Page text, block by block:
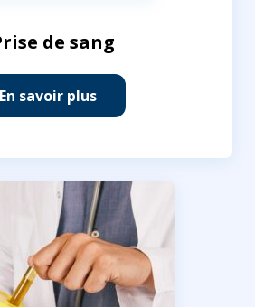
de sang
En savoir plus